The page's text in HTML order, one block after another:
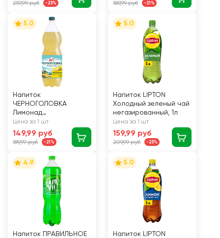
259,99 руб -23% 189,99 руб -21%
5.0
Напиток
ЧЕРНОГОЛОВКА
Лимонад
Оригинальный
сильногазированный,
2л
Цена за 1 шт
149,99 руб
189,99 руб -21%
5.0
Напиток LIPTON
Холодный зеленый чай
негазированный, 1л
Цена за 1 шт
159,99 руб
209,99 руб -23%
4.9
Напиток ПРАВИЛЬНОЕ
5.0
Напиток LIPTON